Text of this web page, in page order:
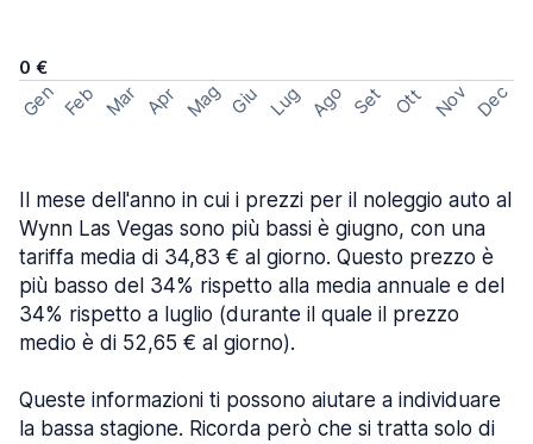
0 €
Gen Feb Mar Apr Mag Giu Lug Ago Set Ott Nov Dec
Il mese dell'anno in cui i prezzi per il noleggio auto al
Wynn Las Vegas sono più bassi è giugno, con una
tariffa media di 34,83 € al giorno. Questo prezzo è
più basso del 34% rispetto alla media annuale e del
34% rispetto a luglio (durante il quale il prezzo
medio è di 52,65 € al giorno).
Queste informazioni ti possono aiutare a individuare
la bassa stagione. Ricorda però che si tratta solo di